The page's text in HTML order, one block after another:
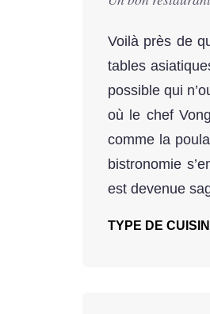
Voilà près de
tables
possible qui
où le chef
comme la
bistronomie
est devenue
TYPE DE